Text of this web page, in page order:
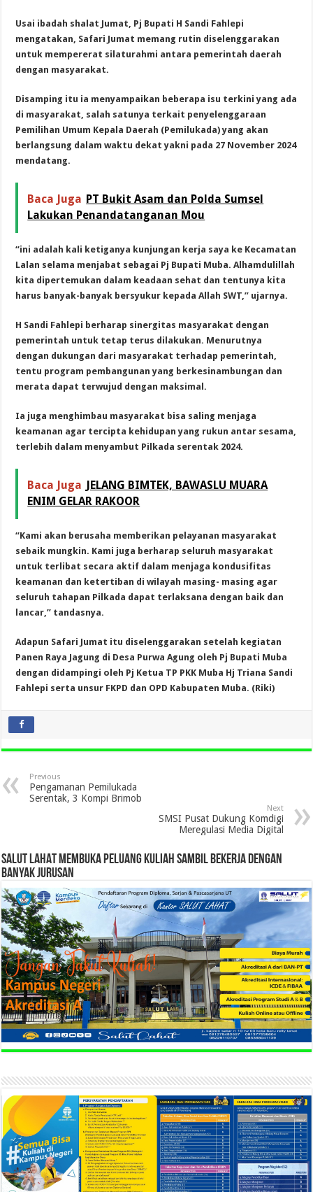
Usai ibadah shalat Jumat, Pj Bupati H Sandi Fahlepi
mengatakan, Safari Jumat memang rutin diselenggarakan
untuk mempererat silaturahmi antara pemerintah daerah
dengan masyarakat.
Disamping itu ia menyampaikan beberapa isu terkini yang ada
di masyarakat, salah satunya terkait penyelenggaraan
Pemilihan Umum Kepala Daerah (Pemilukada) yang akan
berlangsung dalam waktu dekat yakni pada 27 November 2024
mendatang.
Baca Juga PT Bukit Asam dan Polda Sumsel
Lakukan Penandatanganan Mou
“ini adalah kali ketiganya kunjungan kerja saya ke Kecamatan
Lalan selama menjabat sebagai Pj Bupati Muba. Alhamdulillah
kita dipertemukan dalam keadaan sehat dan tentunya kita
harus banyak-banyak bersyukur kepada Allah SWT,” ujarnya.
H Sandi Fahlepi berharap sinergitas masyarakat dengan
pemerintah untuk tetap terus dilakukan. Menurutnya
dengan dukungan dari masyarakat terhadap pemerintah,
tentu program pembangunan yang berkesinambungan dan
merata dapat terwujud dengan maksimal.
Ia juga menghimbau masyarakat bisa saling menjaga
keamanan agar tercipta kehidupan yang rukun antar sesama,
terlebih dalam menyambut Pilkada serentak 2024.
Baca Juga JELANG BIMTEK, BAWASLU MUARA
ENIM GELAR RAKOOR
“Kami akan berusaha memberikan pelayanan masyarakat
sebaik mungkin. Kami juga berharap seluruh masyarakat
untuk terlibat secara aktif dalam menjaga kondusifitas
keamanan dan ketertiban di wilayah masing- masing agar
seluruh tahapan Pilkada dapat terlaksana dengan baik dan
lancar,” tandasnya.
Adapun Safari Jumat itu diselenggarakan setelah kegiatan
Panen Raya Jagung di Desa Purwa Agung oleh Pj Bupati Muba
dengan didampingi oleh Pj Ketua TP PKK Muba Hj Triana Sandi
Fahlepi serta unsur FKPD dan OPD Kabupaten Muba. (Riki)
Previous
Pengamanan Pemilukada
Serentak, 3 Kompi Brimob
Next
SMSI Pusat Dukung Komdigi
Meregulasi Media Digital
SALUT LAHAT MEMBUKA PELUANG KULIAH SAMBIL BEKERJA DENGAN
BANYAK JURUSAN